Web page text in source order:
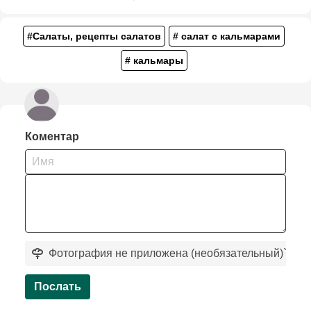
#Салаты, рецепты салатов # салат с кальмарами
# кальмары
Коментар
Фотография не приложена (необязательный)`
Послать